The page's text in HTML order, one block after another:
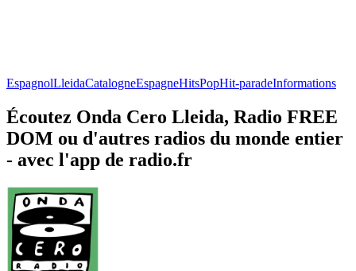
EspagnolLleidaCatalogneEspagneHitsPopHit-paradeInformations
Écoutez Onda Cero Lleida, Radio FREE
DOM ou d'autres radios du monde entier
- avec l'app de radio.fr